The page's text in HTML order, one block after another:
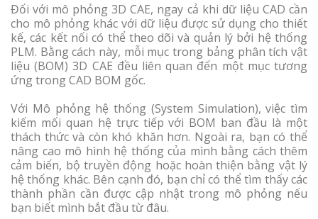
Đối với mô phỏng 3D CAE, ngay cả khi dữ liệu CAD cần
cho mô phỏng khác với dữ liệu được sử dụng cho thiết
kế, các kết nối có thể theo dõi và quản lý bởi hệ thống
PLM. Bằng cách này, mỗi mục trong bảng phân tích vật
liệu (BOM) 3D CAE đều liên quan đến một mục tương
ứng trong CAD BOM gốc.
Với Mô phỏng hệ thống (System Simulation), việc tìm
kiếm mối quan hệ trực tiếp với BOM ban đầu là một
thách thức và còn khó khăn hơn. Ngoài ra, bạn có thể
nâng cao mô hình hệ thống của mình bằng cách thêm
cảm biến, bộ truyền động hoặc hoàn thiện bằng vật lý
hệ thống khác. Bên cạnh đó, bạn chỉ có thể tìm thấy các
thành phần cần được cập nhật trong mô phỏng nếu
bạn biết mình bắt đầu từ đâu.